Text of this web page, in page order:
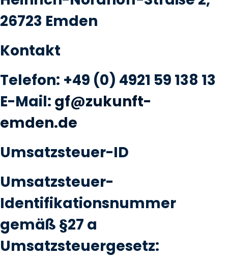
26723 Emden
Kontakt
Telefon: +49 (0) 4921 59 138 13
E-Mail: gf@zukunft-
emden.de
Umsatzsteuer-ID
Umsatzsteuer-
Identifikationsnummer
gemäß §27 a
Umsatzsteuergesetz: